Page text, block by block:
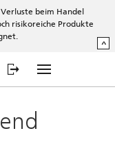
beim Handel
risikoreiche Produkte
^